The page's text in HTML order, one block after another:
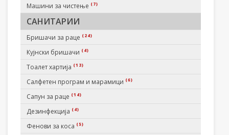
Машини за чистење (7)
САНИТАРИИ
Бришачи за раце (24)
Кујнски бришачи (4)
Тоалет хартија (13)
Салфетен програм и марамици (6)
Сапун за раце (14)
Дезинфекција (4)
Фенови за коса (5)